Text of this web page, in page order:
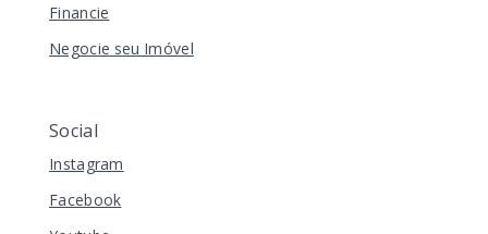
Financie
Negocie seu Imóvel
Social
Instagram
Facebook